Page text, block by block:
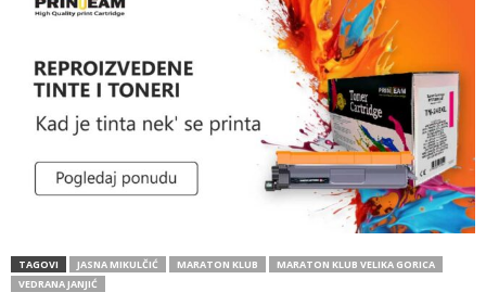
TAGOVI JASNA MIKULČIĆ MARATON KLUB
MARATON KLUB VELIKA GORICA
VEDRANA JANJIĆ